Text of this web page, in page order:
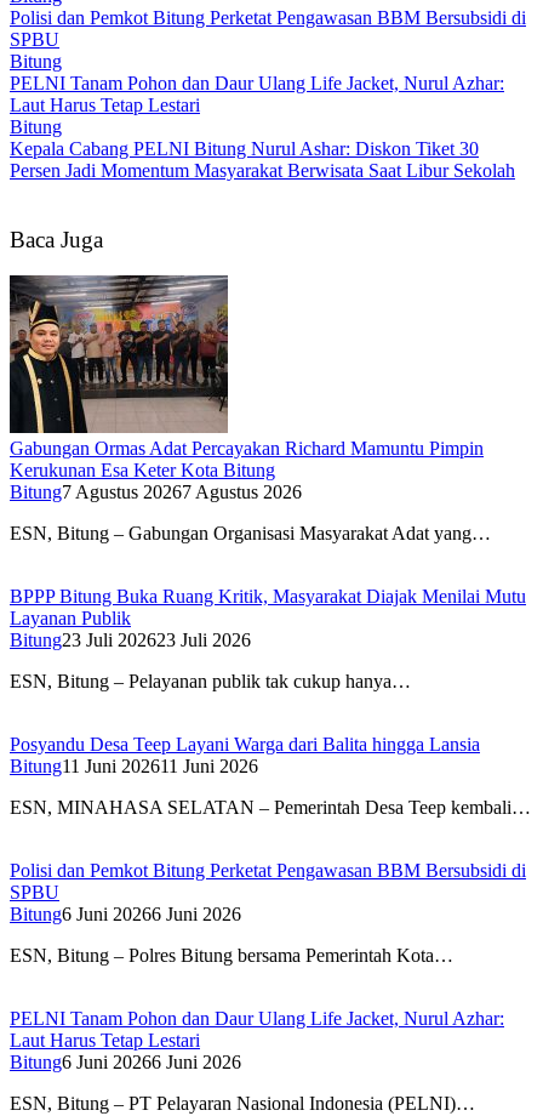
Polisi dan Pemkot Bitung Perketat Pengawasan BBM Bersubsidi di
SPBU
Bitung
PELNI Tanam Pohon dan Daur Ulang Life Jacket, Nurul Azhar:
Laut Harus Tetap Lestari
Bitung
Kepala Cabang PELNI Bitung Nurul Ashar: Diskon Tiket 30
Persen Jadi Momentum Masyarakat Berwisata Saat Libur Sekolah
Baca Juga
Gabungan Ormas Adat Percayakan Richard Mamuntu Pimpin
Kerukunan Esa Keter Kota Bitung
Bitung7 Agustus 20267 Agustus 2026
ESN, Bitung – Gabungan Organisasi Masyarakat Adat yang…
BPPP Bitung Buka Ruang Kritik, Masyarakat Diajak Menilai Mutu
Layanan Publik
Bitung23 Juli 202623 Juli 2026
ESN, Bitung – Pelayanan publik tak cukup hanya…
Posyandu Desa Teep Layani Warga dari Balita hingga Lansia
Bitung11 Juni 202611 Juni 2026
ESN, MINAHASA SELATAN – Pemerintah Desa Teep kembali…
Polisi dan Pemkot Bitung Perketat Pengawasan BBM Bersubsidi di
SPBU
Bitung6 Juni 20266 Juni 2026
ESN, Bitung – Polres Bitung bersama Pemerintah Kota…
PELNI Tanam Pohon dan Daur Ulang Life Jacket, Nurul Azhar:
Laut Harus Tetap Lestari
Bitung6 Juni 20266 Juni 2026
ESN, Bitung – PT Pelayaran Nasional Indonesia (PELNI)…